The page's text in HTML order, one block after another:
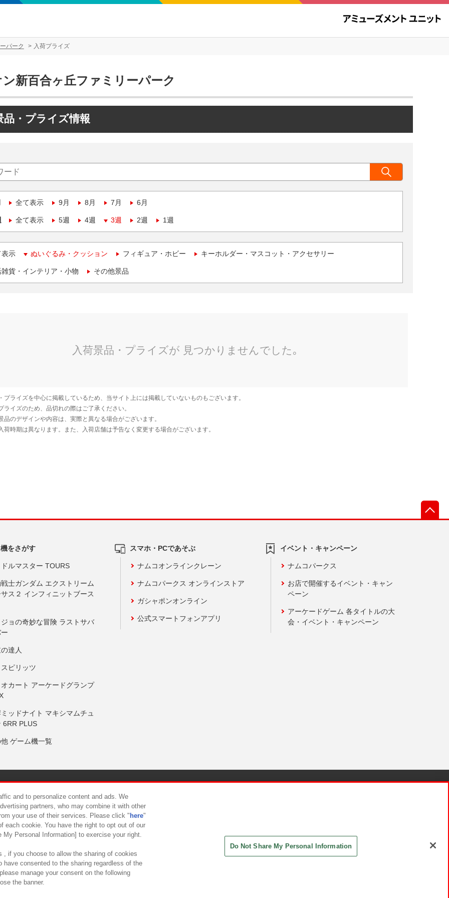
パーク 入荷プライズ
新百合ヶ丘ファミリーパーク
品・プライズ情報
全て表示 9月 8月 7月 6月
全て表示 5週 4週 3週 2週 1週
表示 ぬいぐるみ・クッション フィギュア・ホビー キーホルダー・マスコット・アクセサリー
貨・インテリア・小物 その他景品
をさがす
ルマスター TOURS
士ガンダム エクストリーム
ス２ インフィニットブース
ョの奇妙な冒険 ラストサバ
達人
ピリッツ
カート アーケードグランプ
ッドナイト マキシマムチュ
6RR PLUS
ゲーム機一覧
スマホ・PCであそぶ
ナムコオンラインクレーン
ナムコパークス オンラインストア
ガシャポンオンライン
公式スマートフォンアプリ
イベント・キャンペーン
ナムコパークス
お店で開催するイベント・キャン
ペーン
アーケードゲーム 各タイトルの大
会・イベント・キャンペーン
について カスタマーハラスメント対応方針
and to personalize content and ads. We
partners, who may combine it with other
your use of their services. Please click " here"
each cookie. You have the right to opt out of our
Personal Information] to exercise your right.
, if you choose to allow the sharing of cookies
have consented to the sharing regardless of the
manage your consent on the following
the banner.
Do Not Share My Personal Information